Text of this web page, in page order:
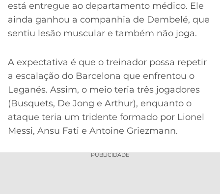
CRUZEIRO
está entregue ao departamento médico. Ele
ainda ganhou a companhia de Dembelé, que
sentiu lesão muscular e também não joga.
A expectativa é que o treinador possa repetir
a escalação do Barcelona que enfrentou o
Leganés. Assim, o meio teria três jogadores
(Busquets, De Jong e Arthur), enquanto o
ataque teria um tridente formado por Lionel
Messi, Ansu Fati e Antoine Griezmann.
PUBLICIDADE